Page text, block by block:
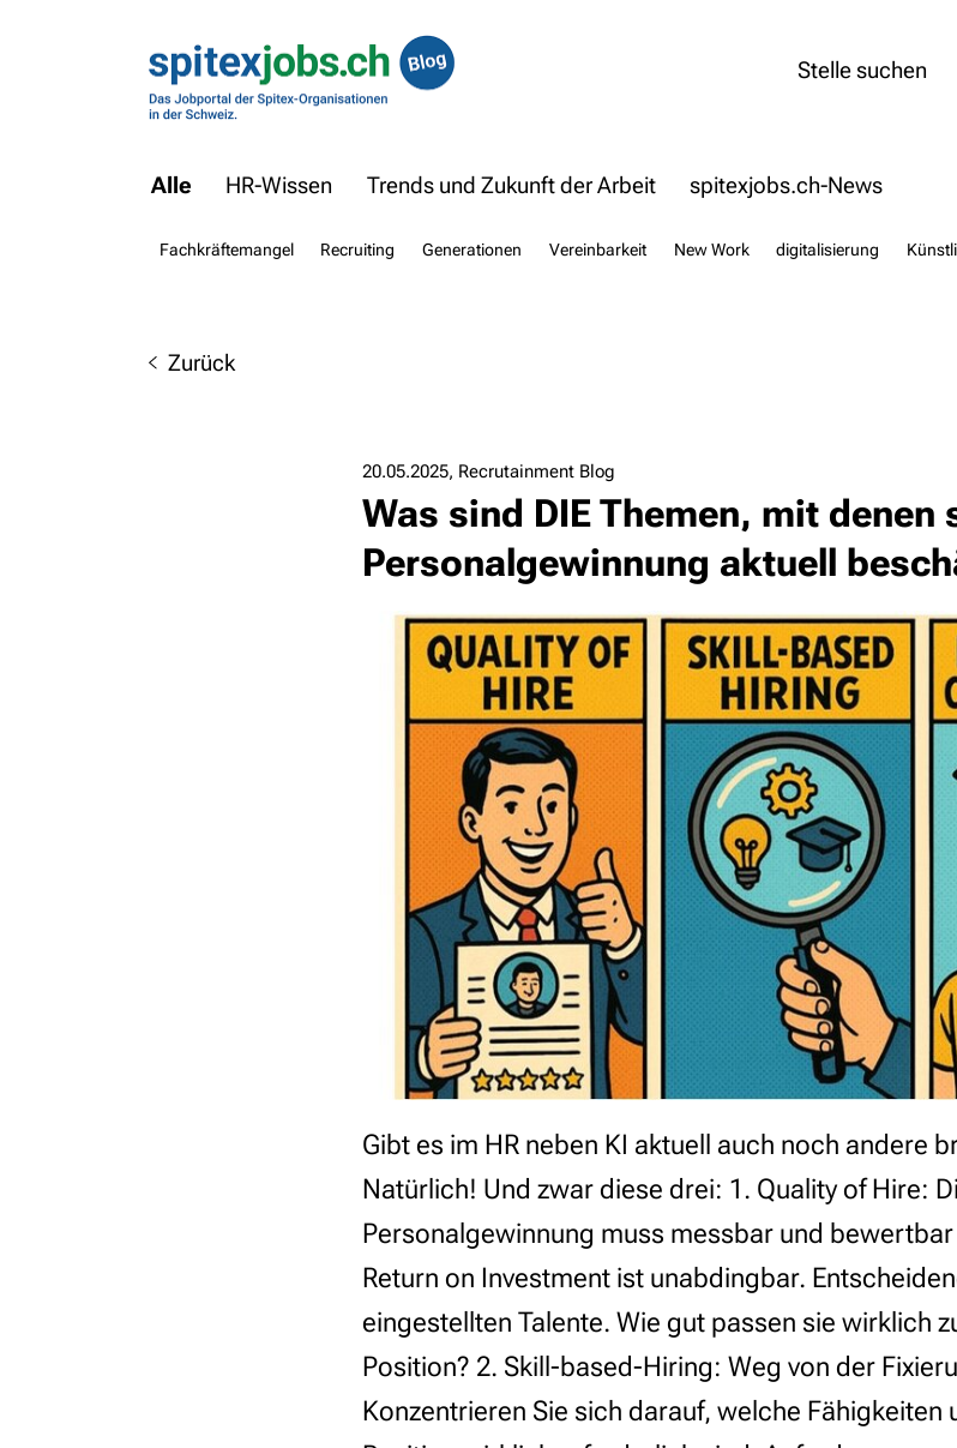
Stelle suchen
Alle HR-Wissen Trends und Zukunft der Arbeit spitexjobs.ch-News
Fachkräftemangel Recruiting Generationen Vereinbarkeit New Work digitalisierung
Zurück
20.05.2025 Recrutainment Blog
Was sind DIE Themen, mit denen
Personalgewinnung aktuell
Gibt es im HR neben KI aktuell auch noch andere
Natürlich! Und zwar diese drei: 1. Quality of Hire:
Personalgewinnung muss messbar und bewertbar
Return on Investment ist unabdingbar.
eingestellten Talente. Wie gut passen sie wirklich
Position? 2. Skill-based-Hiring: Weg von der
Konzentrieren Sie sich darauf, welche Fähigkeiten